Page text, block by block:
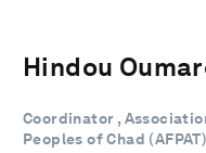
Hindou
Coordinator ,
Peoples of Chad (AFPAT)